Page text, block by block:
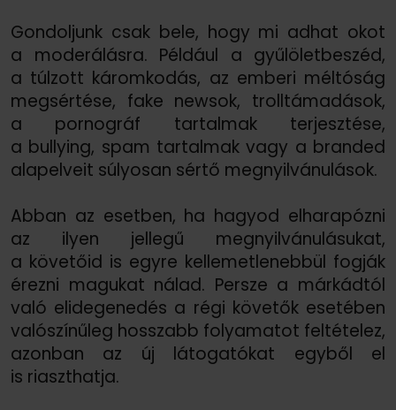
Gondoljunk csak bele, hogy mi adhat okot
a moderálásra. Például a gyűlöletbeszéd,
a túlzott káromkodás, az emberi méltóság
megsértése, fake newsok, trolltámadások,
a pornográf tartalmak terjesztése,
a bullying, spam tartalmak vagy a branded
alapelveit súlyosan sértő megnyilvánulások.
Abban az esetben, ha hagyod elharapózni
az ilyen jellegű megnyilvánulásukat,
a követőid is egyre kellemetlenebbül fogják
érezni magukat nálad. Persze a márkádtól
való elidegenedés a régi követők esetében
valószínűleg hosszabb folyamatot feltételez,
azonban az új látogatókat egyből el
is riaszthatja.